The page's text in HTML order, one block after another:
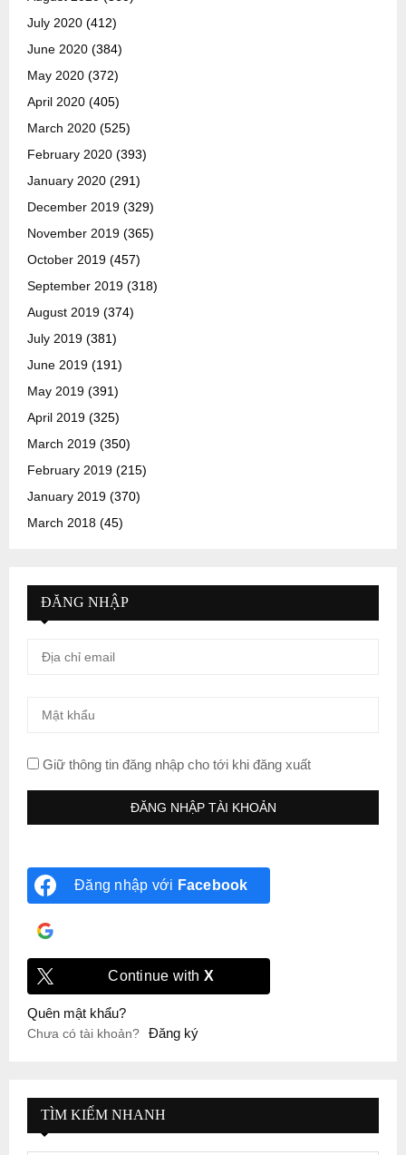
July 2020 (412)
June 2020 (384)
May 2020 (372)
April 2020 (405)
March 2020 (525)
February 2020 (393)
January 2020 (291)
December 2019 (329)
November 2019 (365)
October 2019 (457)
September 2019 (318)
August 2019 (374)
July 2019 (381)
June 2019 (191)
May 2019 (391)
April 2019 (325)
March 2019 (350)
February 2019 (215)
January 2019 (370)
March 2018 (45)
ĐĂNG NHẬP
Giữ thông tin đăng nhập cho tới khi đăng xuất
Đăng nhập với Facebook
Continue with X
Quên mật khẩu?
Chưa có tài khoản? Đăng ký
TÌM KIẾM NHANH